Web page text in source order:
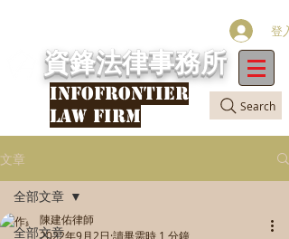
Search
登入
資鋒法律事務所
INFOFRONTIER
LAW FIRM
文章
全部文章
全部文章
陳建佑律師
2022年9月2日 讀畢需時 1 分鐘